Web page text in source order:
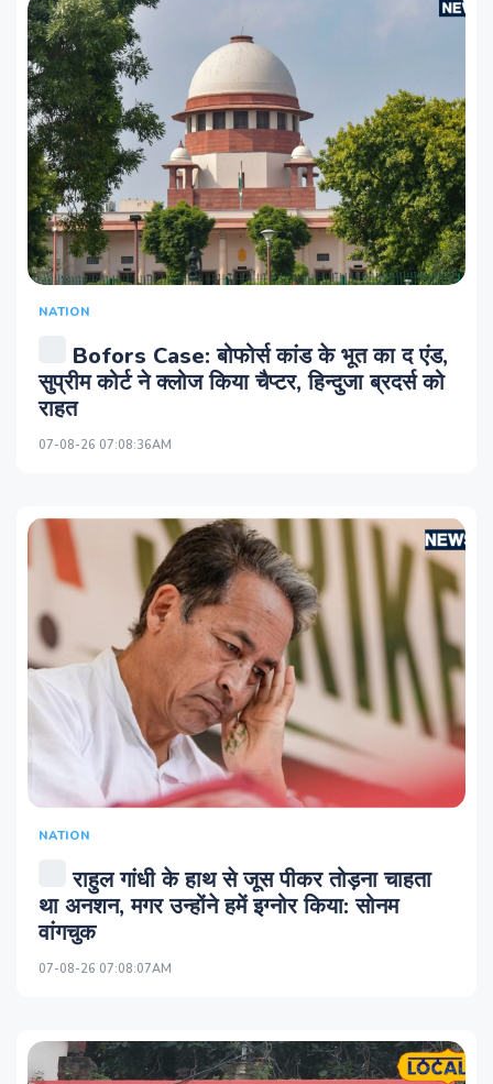
NATION
Bofors Case: बोफोर्स कांड के भूत का द एंड,
सुप्रीम कोर्ट ने क्‍लोज किया चैप्‍टर, हिन्‍दुजा ब्रदर्स को
राहत
07-08-26 07:08:36AM
NATION
राहुल गांधी के हाथ से जूस पीकर तोड़ना चाहता
था अनशन, मगर उन्होंने हमें इग्नोर किया: सोनम
वांगचुक
07-08-26 07:08:07AM